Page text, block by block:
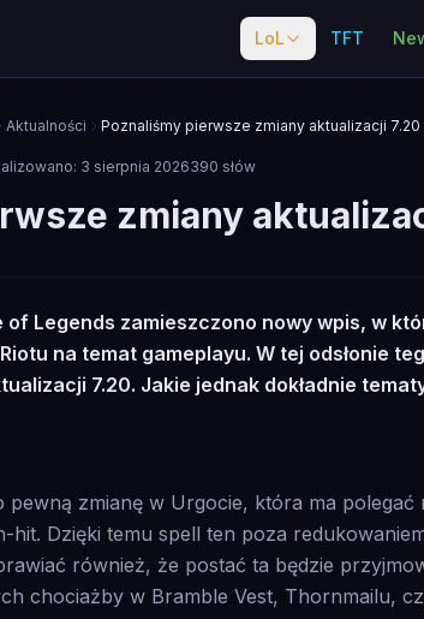
LoL TFT
Aktualności Poznaliśmy pierwsze zmiany aktualizacji 7.20
3 sierpnia 2026390 słów
zmiany
Legends zamieszczono nowy wpis, w
na temat gameplayu. W tej odsłonie
7.20. Jakie jednak dokładnie
pewną zmianę w Urgocie, która ma polegać
hit. Dzięki temu spell ten poza
również, że postać ta będzie
chociażby w Bramble Vest, Thornmailu,